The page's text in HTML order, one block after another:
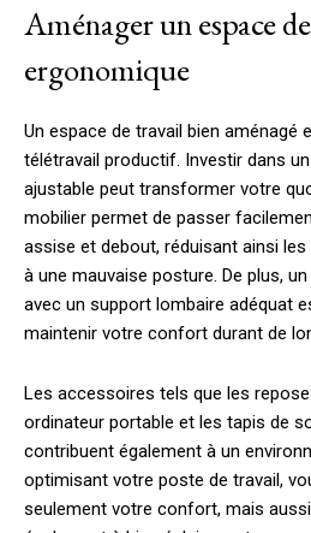
Aménager un espace
ergonomique
Un espace de travail bien aménagé
télétravail productif. Investir dans
ajustable peut transformer votre
mobilier permet de passer
assise et debout, réduisant ainsi
à une mauvaise posture. De plus,
avec un support lombaire adéquat
maintenir votre confort durant de
Les accessoires tels que les
ordinateur portable et les tapis de
contribuent également à un
optimisant votre poste de travail,
seulement votre confort, mais